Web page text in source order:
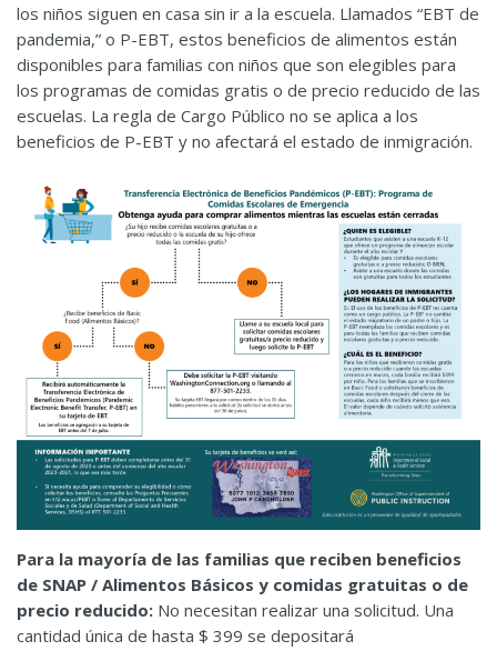
los niños siguen en casa sin ir a la escuela. Llamados “EBT de
pandemia,” o P-EBT, estos beneficios de alimentos están
disponibles para familias con niños que son elegibles para
los programas de comidas gratis o de precio reducido de las
escuelas. La regla de Cargo Público no se aplica a los
beneficios de P-EBT y no afectará el estado de inmigración.
Para la mayoría de las familias que reciben beneficios
de SNAP / Alimentos Básicos y comidas gratuitas o de
precio reducido: No necesitan realizar una solicitud. Una
cantidad única de hasta $ 399 se depositará